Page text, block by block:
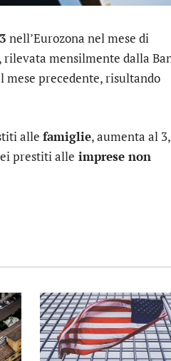
nell’Eurozona nel mese di
rilevata mensilmente dalla
mese precedente, risultando
alle famiglie, aumenta al
prestiti alle imprese non